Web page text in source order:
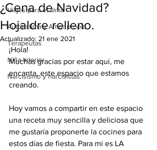
Viajes para el alma
Autoestima y Amor propio
Terapeutas
Niña Interior
Narcisismo y narcisistas
¿Cena de Navidad?
Hojaldre relleno.
Actualizado: 21 ene 2021
¡Hola!
Muchas gracias por estar aquí, me
encanta, este espacio que estamos
creando.
Hoy vamos a compartir en este espacio
una receta muy sencilla y deliciosa que
me gustaría proponerte la cocines para
estos días de fiesta. Para mi es LA